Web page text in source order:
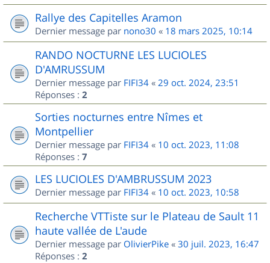
Rallye des Capitelles Aramon
Dernier message par nono30 « 18 mars 2025, 10:14
RANDO NOCTURNE LES LUCIOLES
D'AMRUSSUM
Dernier message par FIFI34 « 29 oct. 2024, 23:51
Réponses : 2
Sorties nocturnes entre Nîmes et
Montpellier
Dernier message par FIFI34 « 10 oct. 2023, 11:08
Réponses : 7
LES LUCIOLES D'AMBRUSSUM 2023
Dernier message par FIFI34 « 10 oct. 2023, 10:58
Recherche VTTiste sur le Plateau de Sault 11
haute vallée de L'aude
Dernier message par OlivierPike « 30 juil. 2023, 16:47
Réponses : 2